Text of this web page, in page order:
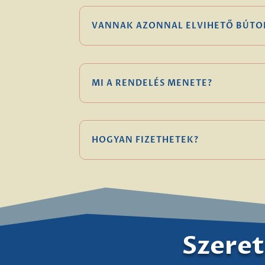
VANNAK AZONNAL ELVIHETŐ
MI A RENDELÉS MENETE?
HOGYAN FIZETHETEK?